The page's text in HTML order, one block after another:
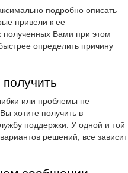
подробно описать
привели к ее
полученных Вами при этом
определить причину
или проблемы не
хотите получить в
поддержки. У одной и той
решений, все зависит